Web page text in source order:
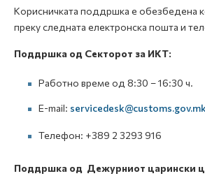
Корисничката поддршка е обезбедена
преку следната електронска пошта и
Поддршка од Секторот за ИКТ:
Работно време од 8:30 – 16:30 ч.
E-mail: servicedesk@customs.gov.mk
Телефон: +389 2 3293 916
Поддршка од Дежурниот царински